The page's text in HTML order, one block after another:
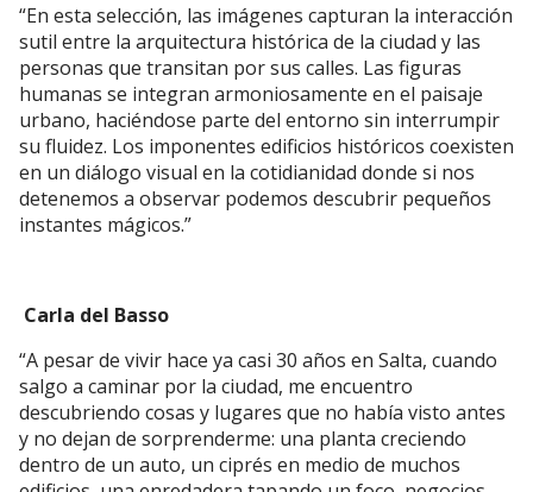
“En esta selección, las imágenes capturan la interacción
sutil entre la arquitectura histórica de la ciudad y las
personas que transitan por sus calles. Las figuras
humanas se integran armoniosamente en el paisaje
urbano, haciéndose parte del entorno sin interrumpir
su fluidez. Los imponentes edificios históricos coexisten
en un diálogo visual en la cotidianidad donde si nos
detenemos a observar podemos descubrir pequeños
instantes mágicos.”
Carla del Basso
“A pesar de vivir hace ya casi 30 años en Salta, cuando
salgo a caminar por la ciudad, me encuentro
descubriendo cosas y lugares que no había visto antes
y no dejan de sorprenderme: una planta creciendo
dentro de un auto, un ciprés en medio de muchos